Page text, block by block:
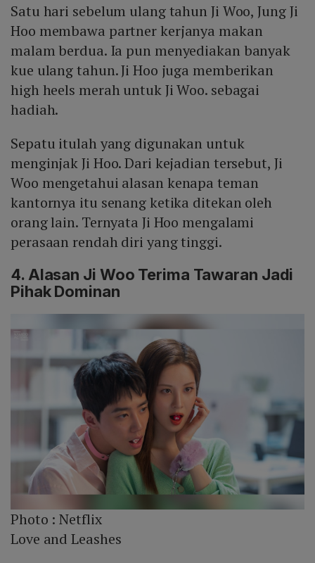
Satu hari sebelum ulang tahun Ji Woo, Jung Ji
Hoo membawa partner kerjanya makan
malam berdua. Ia pun menyediakan banyak
kue ulang tahun. Ji Hoo juga memberikan
high heels merah untuk Ji Woo. sebagai
hadiah.
Sepatu itulah yang digunakan untuk
menginjak Ji Hoo. Dari kejadian tersebut, Ji
Woo mengetahui alasan kenapa teman
kantornya itu senang ketika ditekan oleh
orang lain. Ternyata Ji Hoo mengalami
perasaan rendah diri yang tinggi.
4. Alasan Ji Woo Terima Tawaran Jadi
Pihak Dominan
Photo :Netflix
Love and Leashes